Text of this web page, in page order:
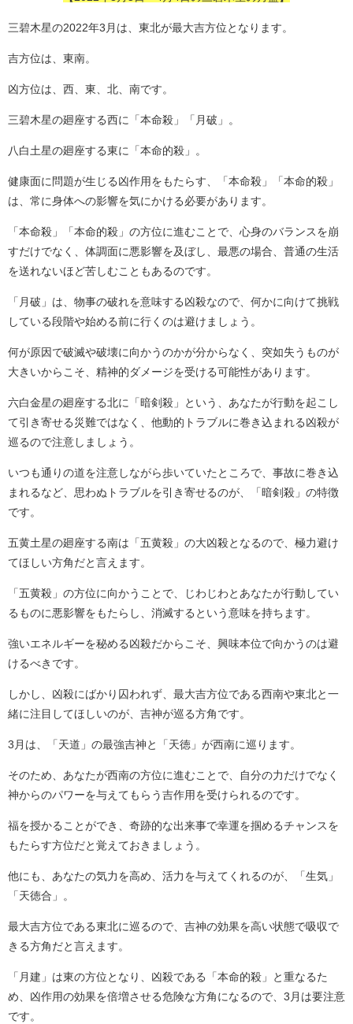
三碧木星の2022年3月は、東北が最大吉方位となります。
吉方位は、東南。
凶方位は、西、東、北、南です。
三碧木星の廻座する西に「本命殺」「月破」。
八白土星の廻座する東に「本命的殺」。
健康面に問題が生じる凶作用をもたらす、「本命殺」「本命的殺」
は、常に身体への影響を気にかける必要があります。
「本命殺」「本命的殺」の方位に進むことで、心身のバランスを崩
すだけでなく、体調面に悪影響を及ぼし、最悪の場合、普通の生活
を送れないほど苦しむこともあるのです。
「月破」は、物事の破れを意味する凶殺なので、何かに向けて挑戦
している段階や始める前に行くのは避けましょう。
何が原因で破滅や破壊に向かうのかが分からなく、突如失うものが
大きいからこそ、精神的ダメージを受ける可能性があります。
六白金星の廻座する北に「暗剣殺」という、あなたが行動を起こし
て引き寄せる災難ではなく、他動的トラブルに巻き込まれる凶殺が
巡るので注意しましょう。
いつも通りの道を注意しながら歩いていたところで、事故に巻き込
まれるなど、思わぬトラブルを引き寄せるのが、「暗剣殺」の特徴
です。
五黄土星の廻座する南は「五黄殺」の大凶殺となるので、極力避け
てほしい方角だと言えます。
「五黄殺」の方位に向かうことで、じわじわとあなたが行動してい
るものに悪影響をもたらし、消滅するという意味を持ちます。
強いエネルギーを秘める凶殺だからこそ、興味本位で向かうのは避
けるべきです。
しかし、凶殺にばかり囚われず、最大吉方位である西南や東北と一
緒に注目してほしいのが、吉神が巡る方角です。
3月は、「天道」の最強吉神と「天徳」が西南に巡ります。
そのため、あなたが西南の方位に進むことで、自分の力だけでなく
神からのパワーを与えてもらう吉作用を受けられるのです。
福を授かることができ、奇跡的な出来事で幸運を掴めるチャンスを
もたらす方位だと覚えておきましょう。
他にも、あなたの気力を高め、活力を与えてくれるのが、「生気」
「天徳合」。
最大吉方位である東北に巡るので、吉神の効果を高い状態で吸収で
きる方角だと言えます。
「月建」は東の方位となり、凶殺である「本命的殺」と重なるた
め、凶作用の効果を倍増させる危険な方角になるので、3月は要注意
です。